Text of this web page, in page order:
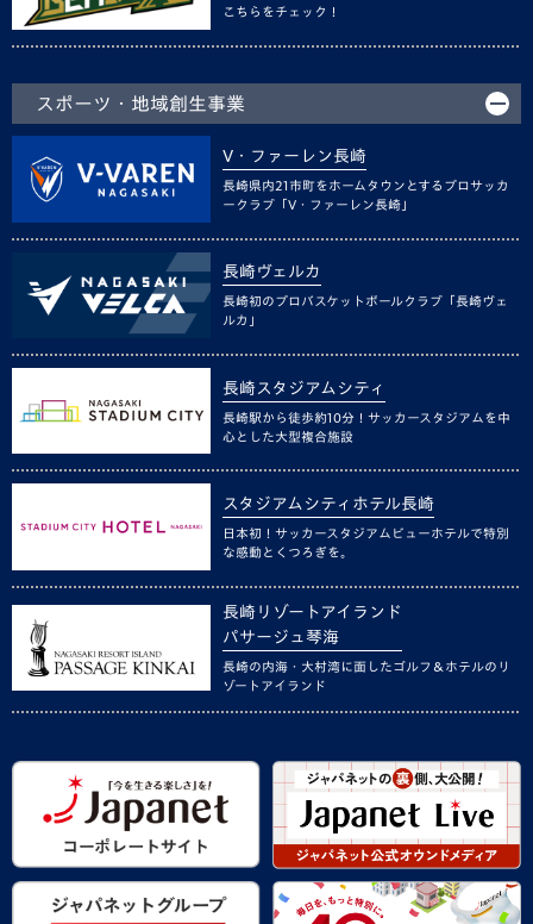
こちらをチェック！
スポーツ・地域創生事業
V・ファーレン長崎
長崎県内21市町をホームタウンとするプロサッカ
ークラブ「V・ファーレン長崎」
長崎ヴェルカ
長崎初のプロバスケットボールクラブ「長崎ヴェ
ルカ」
長崎スタジアムシティ
長崎駅から徒歩約10分！サッカースタジアムを中
心とした大型複合施設
スタジアムシティホテル長崎
日本初！サッカースタジアムビューホテルで特別
な感動とくつろぎを。
長崎リゾートアイランド
パサージュ琴海
長崎の内海・大村湾に面したゴルフ＆ホテルのリ
ゾートアイランド